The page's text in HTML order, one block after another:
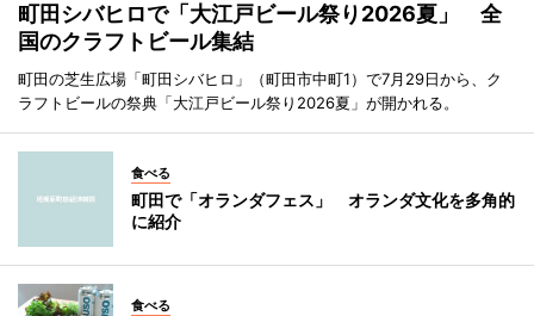
町田シバヒロで「大江戸ビール祭り2026夏」 全
国のクラフトビール集結
町田の芝生広場「町田シバヒロ」（町田市中町1）で7月29日から、ク
ラフトビールの祭典「大江戸ビール祭り2026夏」が開かれる。
食べる
町田で「オランダフェス」 オランダ文化を多角的
に紹介
食べる